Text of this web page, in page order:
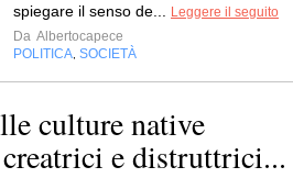
spiegare il senso de...
Leggere il seguito
Da Albertocapece
POLITICA SOCIETÀ
culture native
creatrici e distruttrici...